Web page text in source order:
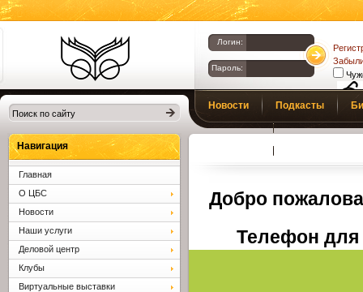
Библиотеки
Клина. Клинская
ЦБС.
Логин:
Пароль:
Новости Подкасты
Добро
Телефон для
Навигация
Главная
О ЦБС
Новости
Наши услуги
Деловой центр
Клубы
Виртуальные выставки